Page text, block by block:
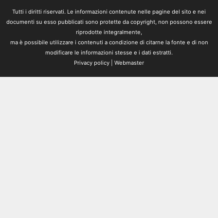
Tutti i diritti riservati. Le informazioni contenute nelle pagine del sito e nei
documenti su esso pubblicati sono protette da copyright, non possono essere
riprodotte integralmente,
ma è possibile utilizzare i contenuti a condizione di citarne la fonte e di non
modificare le informazioni stesse e i dati estratti.
Privacy policy
Webmaster